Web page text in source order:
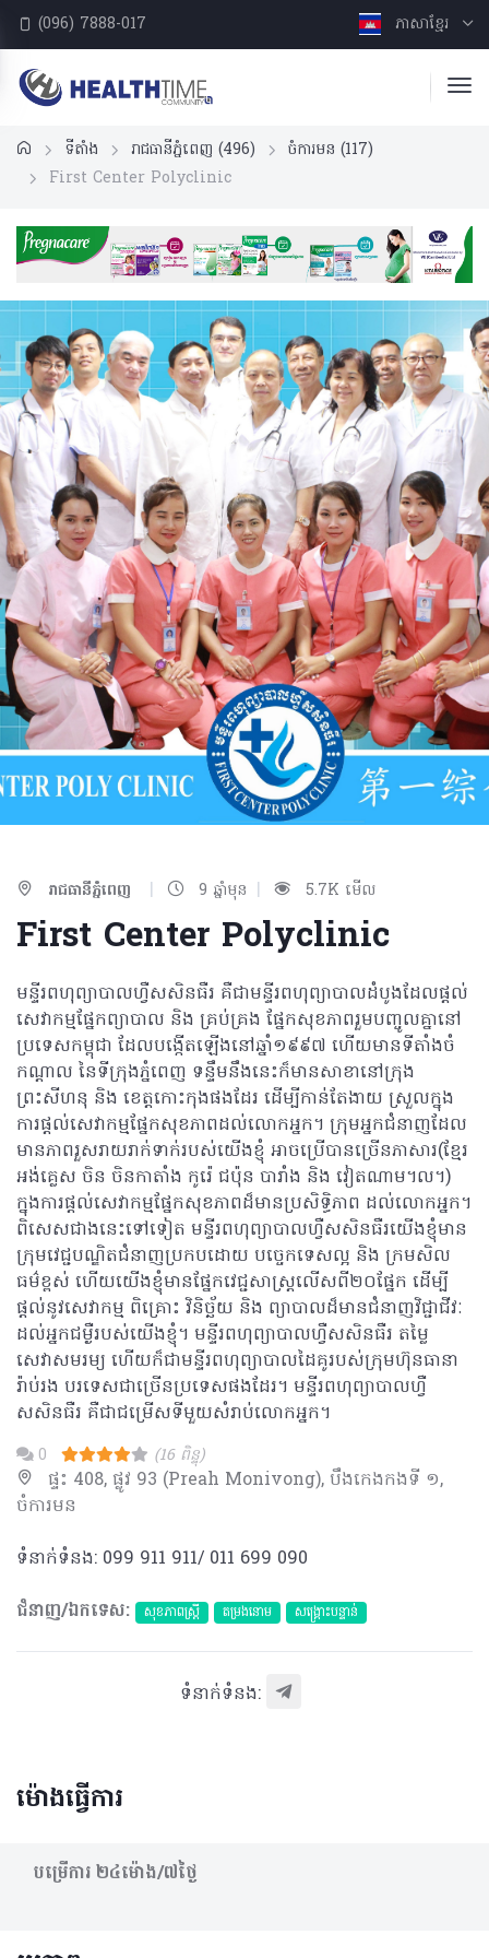
(096) 7888-017 ភាសាខ្មែរ
ទីតាំង រាជធានីភ្នំពេញ (496) ចំការមន (117)
First Center Polyclinic
រាជធានីភ្នំពេញ | 9 ឆ្នាំមុន | 5.7K មើល
First Center Polyclinic
មន្ទីរពហុព្យាបាលហ្វឺសសិនធឺរ គឺជាមន្ទីរពហុព្យាបាលដំបូងដែលផ្តល់
សេវាកម្មផ្នែកព្យាបាល​ និង​ គ្រប់គ្រង ផ្នែកសុខភាពរួមបញ្ចូលគ្នានៅ
ប្រទេសកម្ពុជា ដែលបង្កើតឡើងនៅឆ្នាំ១៩៩៧ ហើយមានទីតាំង​ចំ
កណ្តាល នៃទីក្រុងភ្នំពេញ ទន្ទឹមនឹងនេះក៏មានសាខានៅក្រុង
ព្រះសីហនុ និង ខេត្តកោះកុងផងដែរ ដើម្បីកាន់តែងាយ ស្រួលក្នុង
ការផ្តល់សេវាកម្មផ្នែកសុខភាពដល់លោកអ្នក។ ក្រុមអ្នកជំនាញដែល
មានភាពរួសរាយរាក់ទាក់របស់យើងខ្ញុំ អាចប្រើបានច្រើនភាសារ(ខ្មែរ
អង់គ្លេស ចិន ចិនកាតាំង កូរ៉េ ជប៉ុន បារាំង និង វៀតណាម។ល។)
ក្នុងការផ្តល់សេវាកម្មផ្នែកសុខភាពដ៏មានប្រសិទ្ធិភាព ដល់លោកអ្នក។
ពិសេសជាងនេះទៅទៀត​ មន្ទីរពហុព្យាបាលហ្វឺសសិនធឺរយើងខ្ញុំមាន
ក្រុមវេជ្ជបណ្ឌិតជំនាញប្រកបដោយ បចេ្ចកទេសល្អ និង​ ក្រមសិល
ធម៌ខ្ពស់ ហើយយើងខ្ញុំមានផ្នែកវេជ្ជសាស្រ្តលើសពី២០ផ្នែក ដើម្បី
ផ្តល់នូវសេវាកម្ម ពិគ្រោះ វិនិច្ឆ័យ និង ព្យាបាលដ៏មានជំនាញវិជ្ជាជីវៈ
ដល់អ្នកជម្ងឺរបស់យើងខ្ញុំ។ មន្ទីរពហុព្យាបាលហ្វឺសសិនធឺរ តម្លៃ
សេវាសមរម្យ ហើយក៏ជាមន្ទីរពហុព្យាបាលដៃគូរបស់ក្រុមហ៊ុនធានា
រ៉ាប់រង បរទេសជាច្រើនប្រទេសផងដែរ។ មន្ទីរពហុព្យាបាលហ្វឺ
សសិនធឺរ គឺជាជម្រើសទីមួយសំរាប់លោកអ្នក។
0 (16 ពិន្ទុ)
ផ្ទះ 408, ផ្លូវ 93 (Preah Monivong), បឹងកេងកងទី ១,
ចំការមន
ទំនាក់ទំនង: 099 911 911/ 011 699 090
ជំនាញ/ឯកទេស:
សុខភាពស្រ្តី តម្រងនោម សង្គ្រោះបន្ទាន់
ទំនាក់ទំនង:
ម៉ោងធ្វើការ
បម្រើការ​ ២៤ម៉ោង/៧ថ្ងៃ